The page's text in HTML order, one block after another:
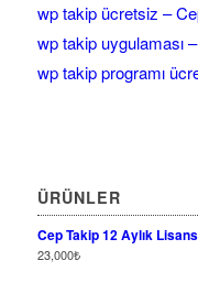
wp takip ücretsiz –
wp takip uygulaması
wp takip programı
ÜRÜNLER
Cep Takip 12 Aylık Lisans
23,000₺